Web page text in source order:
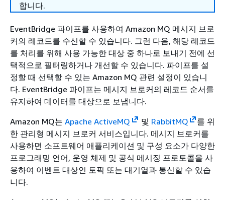
합니다.
EventBridge 파이프를 사용하여 Amazon MQ 메시지 브로
커의 레코드를 수신할 수 있습니다. 그런 다음, 해당 레코드
를 처리를 위해 사용 가능한 대상 중 하나로 보내기 전에 선
택적으로 필터링하거나 개선할 수 있습니다. 파이프를 설
정할 때 선택할 수 있는 Amazon MQ 관련 설정이 있습니
다. EventBridge 파이프는 메시지 브로커의 레코드 순서를
유지하여 데이터를 대상으로 보냅니다.
Amazon MQ는 Apache ActiveMQ 및 RabbitMQ
를 위
한 관리형 메시지 브로커 서비스입니다. 메시지 브로커를
사용하면 소프트웨어 애플리케이션 및 구성 요소가 다양한
프로그래밍 언어, 운영 체제 및 공식 메시징 프로토콜을 사
용하여 이벤트 대상인 토픽 또는 대기열과 통신할 수 있습
니다.